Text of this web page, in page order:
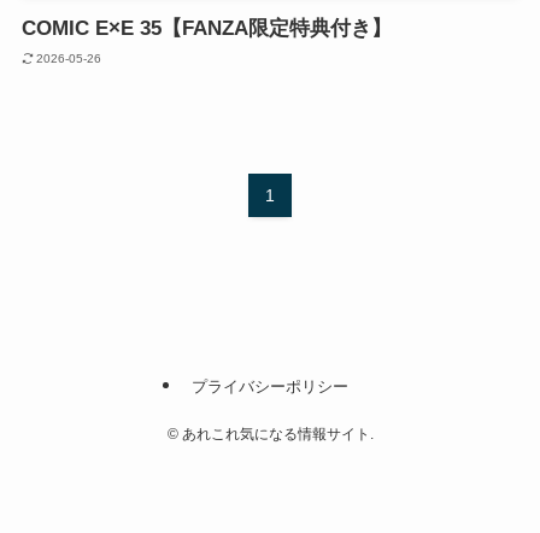
COMIC E×E 35【FANZA限定特典付き】
2026-05-26
1
プライバシーポリシー
©あれこれ気になる情報サイト.